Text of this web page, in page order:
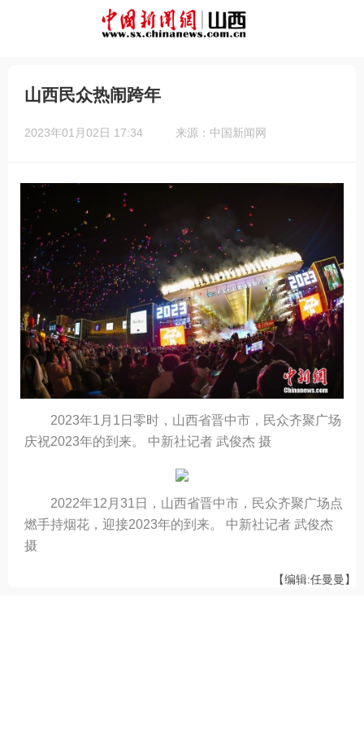
山西民众热闹跨年
2023年01月02日 17:34 来源：中国新闻网
2023年1月1日零时，山西省晋中市，民众齐聚广场
庆祝2023年的到来。 中新社记者 武俊杰 摄
2022年12月31日，山西省晋中市，民众齐聚广场点
燃手持烟花，迎接2023年的到来。 中新社记者 武俊杰
摄
【编辑:任曼曼】